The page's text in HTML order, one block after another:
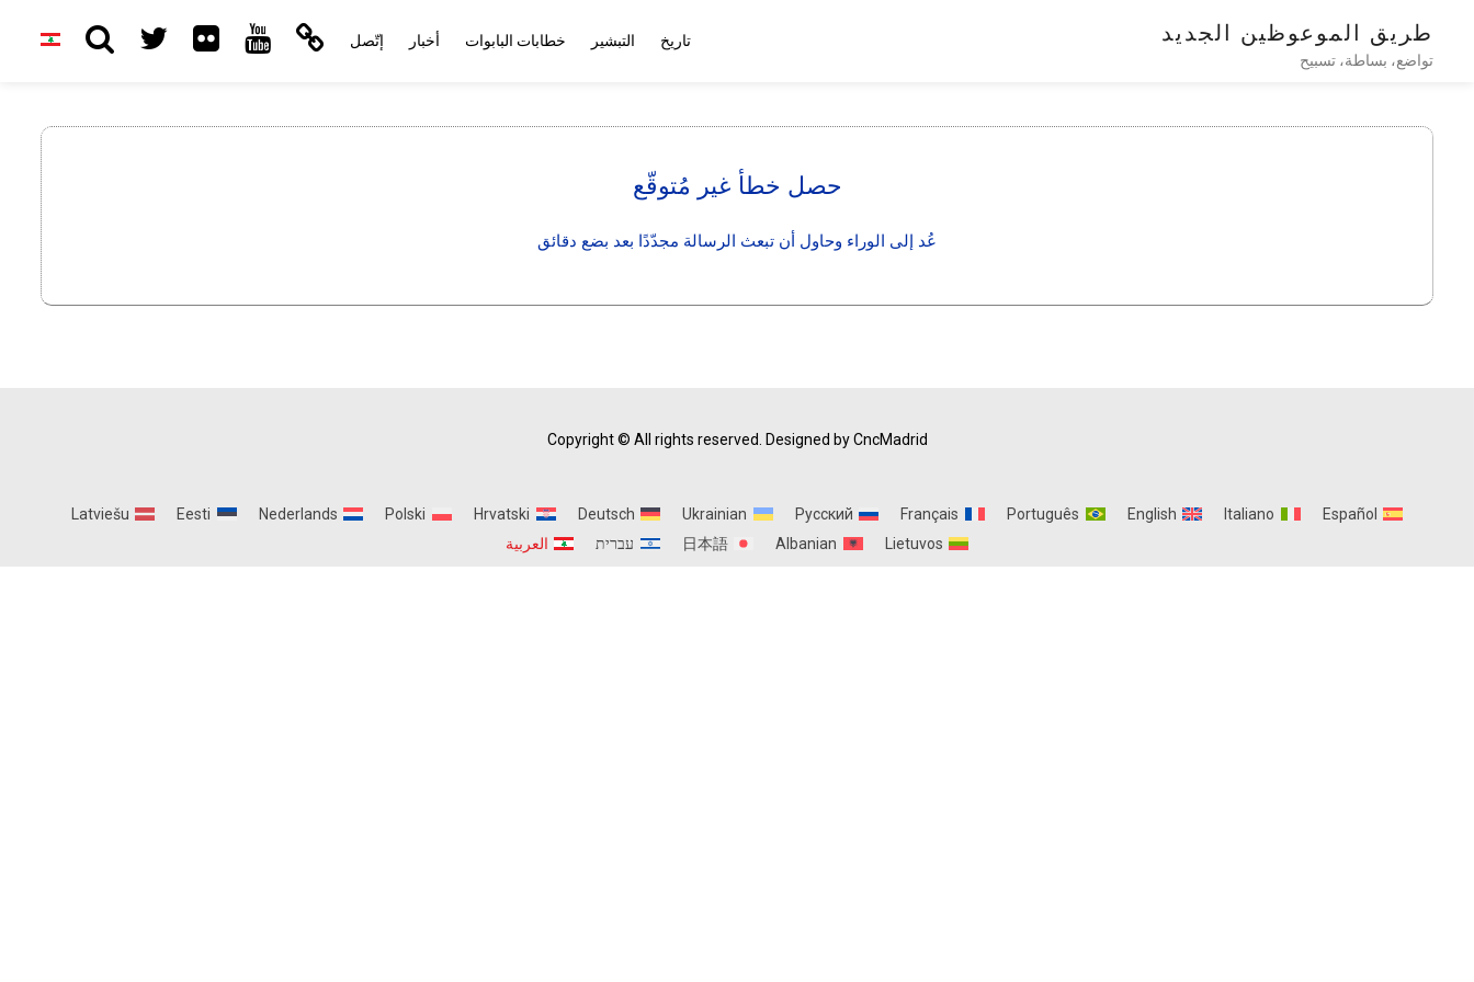
طريق الموعوظين الجديد
تواضع، بساطة، تسبيح
تاريخ التبشير خطابات البابوات أخبار إتّصل
حصل خطأ غير مُتوقّع
عُد إلى الوراء وحاول أن تبعث الرسالة مجدّدًا بعد بضع دقائق
Copyright © All rights reserved. Designed by CncMadrid
Español
Italiano
English
Português
Français
Русский
Ukrainian
Deutsch
Hrvatski
Polski
Nederlands
Eesti
Latviešu
Lietuvos
Albanian
日本語 עברית العربية